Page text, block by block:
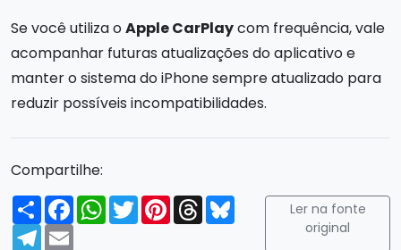
Se você utiliza oApple CarPlaycom frequência, vale
acompanhar futuras atualizações do aplicativo e
manter o sistema do iPhone sempre atualizado para
reduzir possíveis incompatibilidades.
Compartilhe:
Compartilhar
FacebookWhatsApp
TwitterPinterest
ThreadsBluesky
Telegram
Email
Ler na fonte
original